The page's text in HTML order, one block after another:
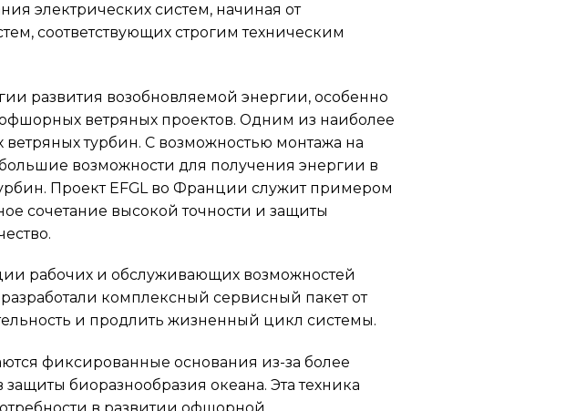
электрических систем, начиная от
соответствующих строгим техническим
развития возобновляемой энергии, особенно
ветряных проектов. Одним из наиболее
турбин. С возможностью монтажа на
большие возможности для получения энергии в
Проект EFGL во Франции служит примером
сочетание высокой точности и защиты
рабочих и обслуживающих возможностей
комплексный сервисный пакет от
и продлить жизненный цикл системы.
фиксированные основания из-за более
биоразнообразия океана. Эта техника